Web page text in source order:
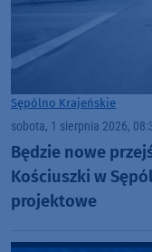
Sępólno Krajeńskie
sobota, 1 sierpnia 2026,
Będzie nowe
Kościuszki w
projektowe